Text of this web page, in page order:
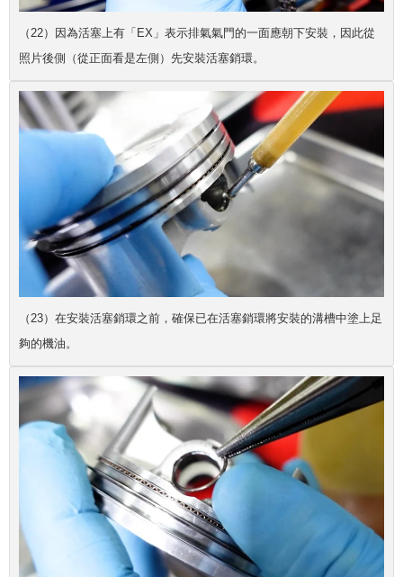
（22）因為活塞上有「EX」表示排氣氣門的一面應朝下安裝，因此從
照片後側（從正面看是左側）先安裝活塞銷環。
（23）在安裝活塞銷環之前，確保已在活塞銷環將安裝的溝槽中塗上足
夠的機油。